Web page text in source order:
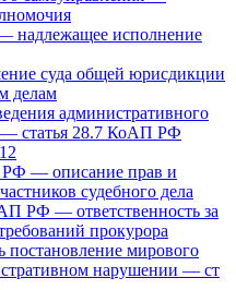
надлежащее исполнение
суда общей юрисдикции
делам
административного
— статья 28.7 КоАП РФ
— описание прав и
судебного дела
РФ — ответственность за
прокурора
постановление мирового
нарушении — ст